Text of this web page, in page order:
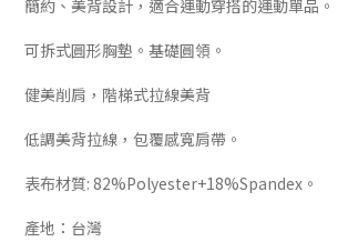
簡約、美背設計，適合運動穿搭的運動單品。
可拆式圓形胸墊。基礎圓領。
健美削肩，階梯式拉線美背
低調美背拉線，包覆感寬肩帶。
表布材質: 82%Polyester+18%Spandex。
產地：台灣